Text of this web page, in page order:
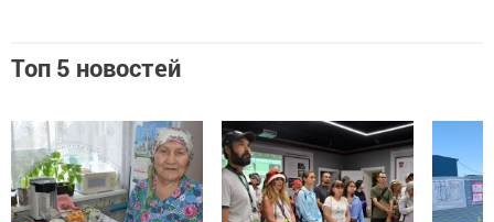
Топ 5 новостей